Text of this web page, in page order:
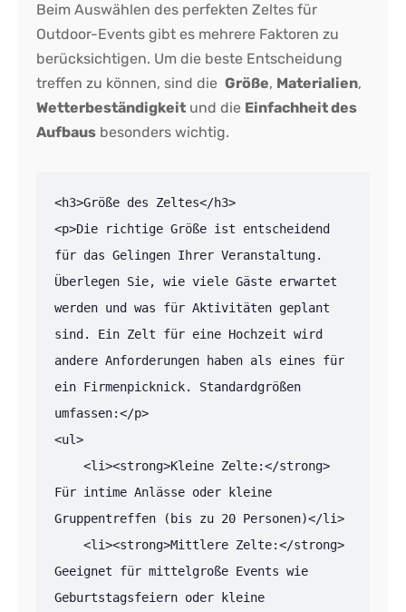
Beim Auswählen‌ des ‍perfekten ‍Zeltes für‌
Outdoor-Events ⁣gibt es mehrere Faktoren zu
berücksichtigen. Um die beste ⁤Entscheidung
⁣treffen zu können, sind die ‌ Größe, Materialien,
Wetterbeständigkeit ​und die Einfachheit⁢ des
Aufbaus besonders‌ wichtig.
<h3>Größe des Zeltes</h3>
<p>Die richtige Größe ist entscheidend
für das Gelingen Ihrer Veranstaltung.
Überlegen Sie, wie viele Gäste erwartet
werden und was für Aktivitäten geplant
sind. Ein Zelt für eine Hochzeit wird
andere Anforderungen haben als eines für
ein Firmenpicknick. Standardgrößen
umfassen:</p>
<ul>
Für intime Anlässe oder kleine
Gruppentreffen (bis zu 20 Personen)</li>
Geeignet für mittelgroße Events wie
Geburtstagsfeiern oder kleine